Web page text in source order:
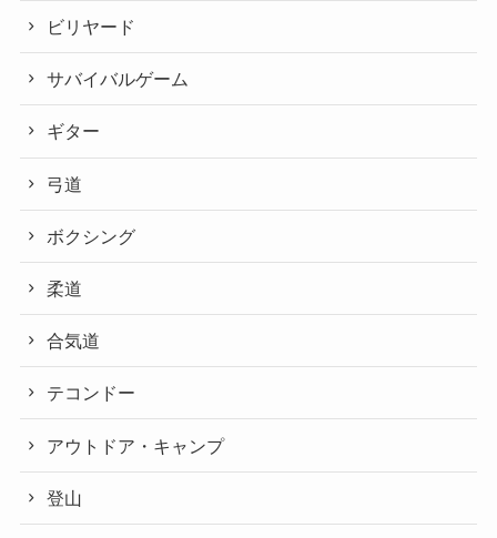
ビリヤード
サバイバルゲーム
ギター
弓道
ボクシング
柔道
合気道
テコンドー
アウトドア・キャンプ
登山